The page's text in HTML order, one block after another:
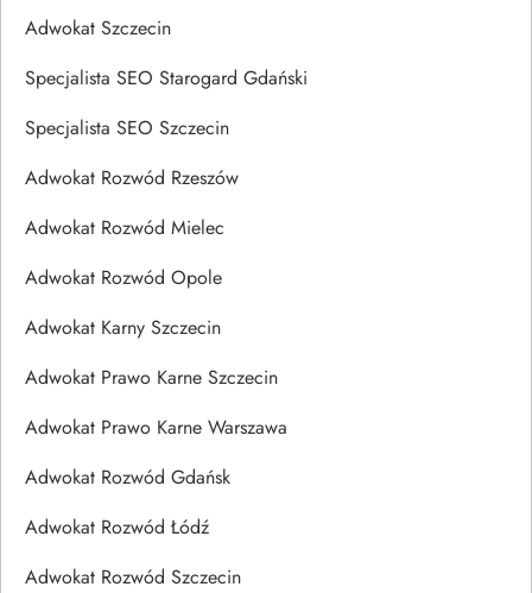
Adwokat Szczecin
Specjalista SEO Starogard Gdański
Specjalista SEO Szczecin
Adwokat Rozwód Rzeszów
Adwokat Rozwód Mielec
Adwokat Rozwód Opole
Adwokat Karny Szczecin
Adwokat Prawo Karne Szczecin
Adwokat Prawo Karne Warszawa
Adwokat Rozwód Gdańsk
Adwokat Rozwód Łódź
Adwokat Rozwód Szczecin